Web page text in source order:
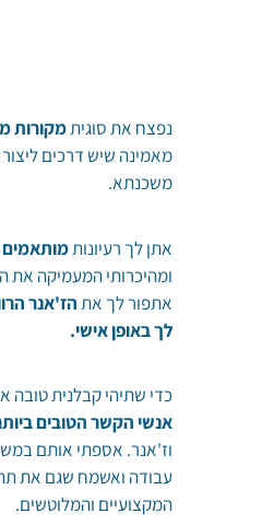
נפצח את סוגיתמקורות
מאמינה שיש דרכים
משכנתא.
אתן לך רעיונותמותאמים
ומהיכרותי המעמיקה את
אתפור לך אתהז'אנר
לך באופן אישי.
כדי שתיהי קבלנית טובה
אנשי הקשר הטובים
וז'אנר. אספתי אותם
עבודה ואשמח שגם את
המקצועיים והמלוטשים.